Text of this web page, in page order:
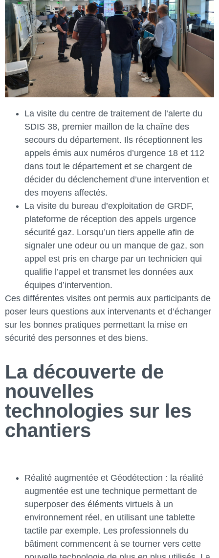
La visite du centre de traitement de l’alerte du
SDIS 38, premier maillon de la chaîne des
secours du département. Ils réceptionnent les
appels émis aux numéros d’urgence 18 et 112
dans tout le département et se chargent de
décider du déclenchement d’une intervention et
des moyens affectés.
La visite du bureau d’exploitation de GRDF,
plateforme de réception des appels urgence
sécurité gaz. Lorsqu’un tiers appelle afin de
signaler une odeur ou un manque de gaz, son
appel est pris en charge par un technicien qui
qualifie l’appel et transmet les données aux
équipes d’intervention.
Ces différentes visites ont permis aux participants de
poser leurs questions aux intervenants et d’échanger
sur les bonnes pratiques permettant la mise en
sécurité des personnes et des biens.
La découverte de
nouvelles
technologies sur les
chantiers
Réalité augmentée et Géodétection : la réalité
augmentée est une technique permettant de
superposer des éléments virtuels à un
environnement réel, en utilisant une tablette
tactile par exemple. Les professionnels du
bâtiment commencent à se tourner vers cette